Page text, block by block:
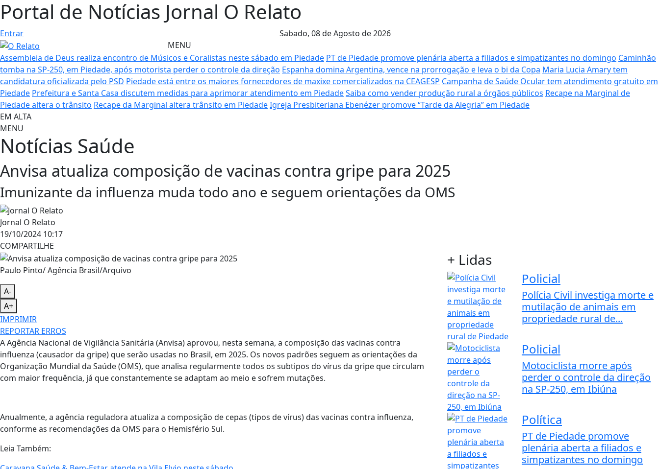
Portal de Notícias Jornal O Relato
Entrar Sabado, 08 de Agosto de 2026
MENU
Assembleia de Deus realiza encontro de Músicos e Coralistas neste sábado em Piedade PT de Piedade promove plenária aberta a filiados e simpatizantes no domingo Caminhão
tomba na SP-250, em Piedade, após motorista perder o controle da direção Espanha domina Argentina, vence na prorrogação e leva o bi da Copa Maria Lucia Amary tem
candidatura oficializada pelo PSD Piedade está entre os maiores fornecedores de maxixe comercializados na CEAGESP Campanha de Saúde Ocular tem atendimento gratuito em
Piedade Prefeitura e Santa Casa discutem medidas para aprimorar atendimento em PiedadeSaiba como vender produção rural a órgãos públicos Recape na Marginal de
Piedade altera o trânsito Recape da Marginal altera trânsito em PiedadeIgreja Presbiteriana Ebenézer promove “Tarde da Alegria” em Piedade
EM ALTA
MENU
Notícias Saúde
Anvisa atualiza composição de vacinas contra gripe para 2025
Imunizante da influenza muda todo ano e seguem orientações da OMS
Jornal O Relato
19/10/2024 10:17
COMPARTILHE
Paulo Pinto/ Agência Brasil/Arquivo
A-
A+
IMPRIMIR
REPORTAR ERROS
A Agência Nacional de Vigilância Sanitária (Anvisa) aprovou, nesta semana, a composição das vacinas contra
influenza (causador da gripe) que serão usadas no Brasil, em 2025. Os novos padrões seguem as orientações da
Organização Mundial da Saúde (OMS), que analisa regularmente todos os subtipos do vírus da gripe que circulam
com maior frequência, já que constantemente se adaptam ao meio e sofrem mutações.
Anualmente, a agência reguladora atualiza a composição de cepas (tipos de vírus) das vacinas contra influenza,
conforme as recomendações da OMS para o Hemisfério Sul.
Leia Também:
+ Lidas
Policial
Polícia Civil investiga morte e
mutilação de animais em
propriedade rural de...
Policial
Motociclista morre após
perder o controle da direção
na SP-250, em Ibiúna
Política
PT de Piedade promove
plenária aberta a filiados e
simpatizantes no domingo